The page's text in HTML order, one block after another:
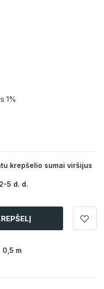
1%
krepšelio sumai viršijus
5 d. d.
0,5 m